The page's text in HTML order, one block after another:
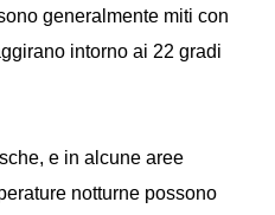
generalmente miti con
intorno ai 22 gradi
e in alcune aree
notturne possono